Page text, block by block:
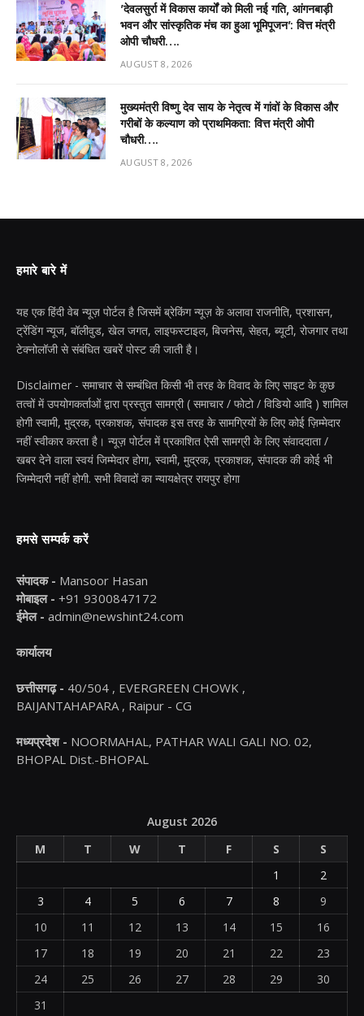
’देवलसुर्रा में विकास कार्यों को मिली नई गति, आंगनबाड़ी
भवन और सांस्कृतिक मंच का हुआ भूमिपूजन’: वित्त मंत्री
ओपी चौधरी….
AUGUST 8, 2026
मुख्यमंत्री विष्णु देव साय के नेतृत्व में गांवों के विकास और
गरीबों के कल्याण को प्राथमिकता: वित्त मंत्री ओपी
चौधरी….
AUGUST 8, 2026
हमारे बारे में
यह एक हिंदी वेब न्यूज़ पोर्टल है जिसमें ब्रेकिंग न्यूज़ के अलावा राजनीति, प्रशासन,
ट्रेंडिंग न्यूज, बॉलीवुड, खेल जगत, लाइफस्टाइल, बिजनेस, सेहत, ब्यूटी, रोजगार तथा
टेक्नोलॉजी से संबंधित खबरें पोस्ट की जाती है।
Disclaimer - समाचार से सम्बंधित किसी भी तरह के विवाद के लिए साइट के कुछ
तत्वों में उपयोगकर्ताओं द्वारा प्रस्तुत सामग्री ( समाचार / फोटो / विडियो आदि ) शामिल
होगी स्वामी, मुद्रक, प्रकाशक, संपादक इस तरह के सामग्रियों के लिए कोई ज़िम्मेदार
नहीं स्वीकार करता है। न्यूज़ पोर्टल में प्रकाशित ऐसी सामग्री के लिए संवाददाता /
खबर देने वाला स्वयं जिम्मेदार होगा, स्वामी, मुद्रक, प्रकाशक, संपादक की कोई भी
जिम्मेदारी नहीं होगी. सभी विवादों का न्यायक्षेत्र रायपुर होगा
हमसे सम्पर्क करें
संपादक - Mansoor Hasan
मोबाइल - +91 9300847172
ईमेल - admin@newshint24.com
कार्यालय
छत्तीसगढ़ - 40/504 , EVERGREEN CHOWK ,
BAIJANTAHAPARA , Raipur - CG
मध्यप्रदेश - NOORMAHAL, PATHAR WALI GALI NO. 02,
BHOPAL Dist.-BHOPAL
August 2026
M
T W T F S
S
1
2
3
4 5 6 7 8
9
10
11 12 13 14 15
16
17
18 19 20 21 22
23
24
25 26 27 28 29
30
31